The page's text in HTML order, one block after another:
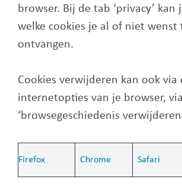
browser. Bij de tab ‘privacy’ kan
welke cookies je al of niet wenst
ontvangen.
Cookies verwijderen kan ook via
internetopties van je browser, via
‘browsegeschiedenis
Firefox Chrome Safari